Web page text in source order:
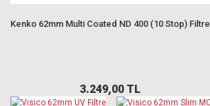
Kenko 62mm Multi Coated ND 400 (10 Stop) Filtre
3.249,00 TL